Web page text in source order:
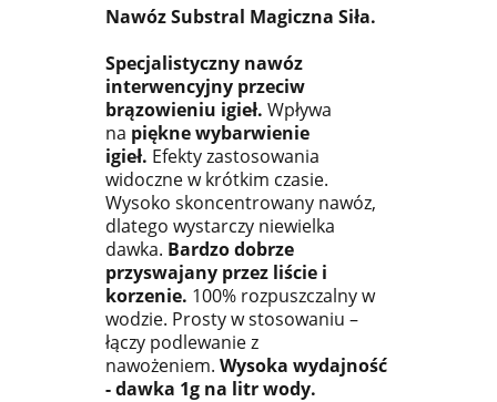
Nawóz Substral Magiczna Siła.
Specjalistyczny nawóz
interwencyjny przeciw
brązowieniu igieł. Wpływa
na piękne wybarwienie
igieł. Efekty zastosowania
widoczne w krótkim czasie.
Wysoko skoncentrowany nawóz,
dlatego wystarczy niewielka
dawka. Bardzo dobrze
przyswajany przez liście i
korzenie. 100% rozpuszczalny w
wodzie. Prosty w stosowaniu –
łączy podlewanie z
nawożeniem. Wysoka wydajność
- dawka 1g na litr wody.